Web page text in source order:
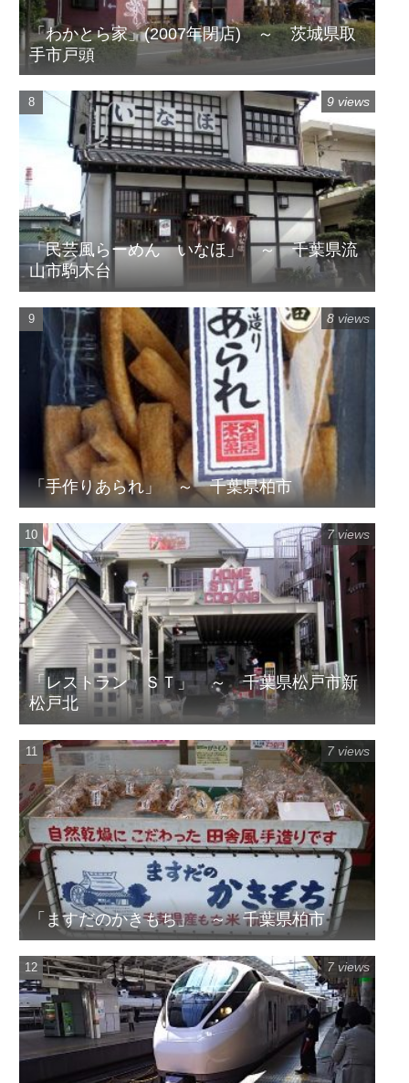
「わかとら家」(2007年閉店) ～ 茨城県取
手市戸頭
「民芸風らーめん いなほ」 ～ 千葉県流
山市駒木台
9 views
「手作りあられ」 ～ 千葉県柏市
8 views
「レストラン ＳＴ」 ～ 千葉県松戸市新
松戸北
7 views
「ますだのかきもち」 ～ 千葉県柏市
7 views
7 views